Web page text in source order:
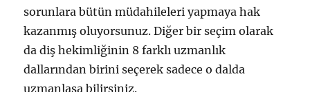
sorunlara bütün müdahileleri yapmaya hak
kazanmış oluyorsunuz. Diğer bir seçim olarak
da diş hekimliğinin 8 farklı uzmanlık
dallarından birini seçerek sadece o dalda
uzmanlaşa bilirsiniz.